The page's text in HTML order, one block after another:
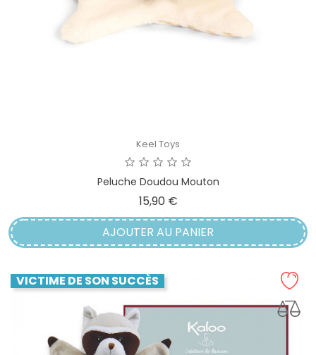
Keel Toys
Peluche Doudou Mouton
15,90 €Prix
AJOUTER AU PANIER
VICTIME DE SON SUCCÈS